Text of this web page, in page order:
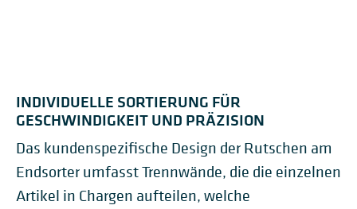
INDIVIDUELLE SORTIERUNG FÜR
GESCHWINDIGKEIT UND PRÄZISION
Das kundenspezifische Design der Rutschen am
Endsorter umfasst Trennwände, die die einzelnen
Artikel in Chargen aufteilen, welche